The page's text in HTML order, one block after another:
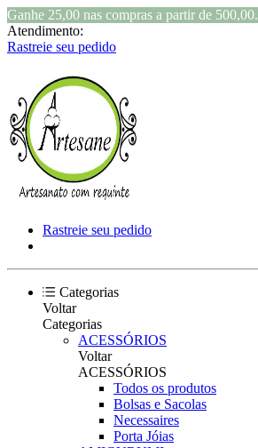
Ganhe 25,00 nas compras a partir de 500,00.
Atendimento:
Rastreie seu pedido
Rastreie seu pedido
Categorias
Voltar
Categorias
ACESSÓRIOS
Voltar
ACESSÓRIOS
Todos os produtos
Bolsas e Sacolas
Necessaires
Porta Jóias